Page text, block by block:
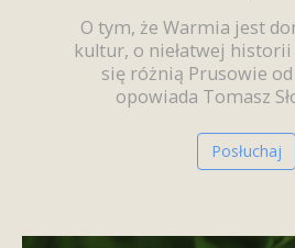
O tym, że Warmia jest
kultur, o niełatwej
się różnią Prusowie
opowiada Tomasz
Posłuchaj